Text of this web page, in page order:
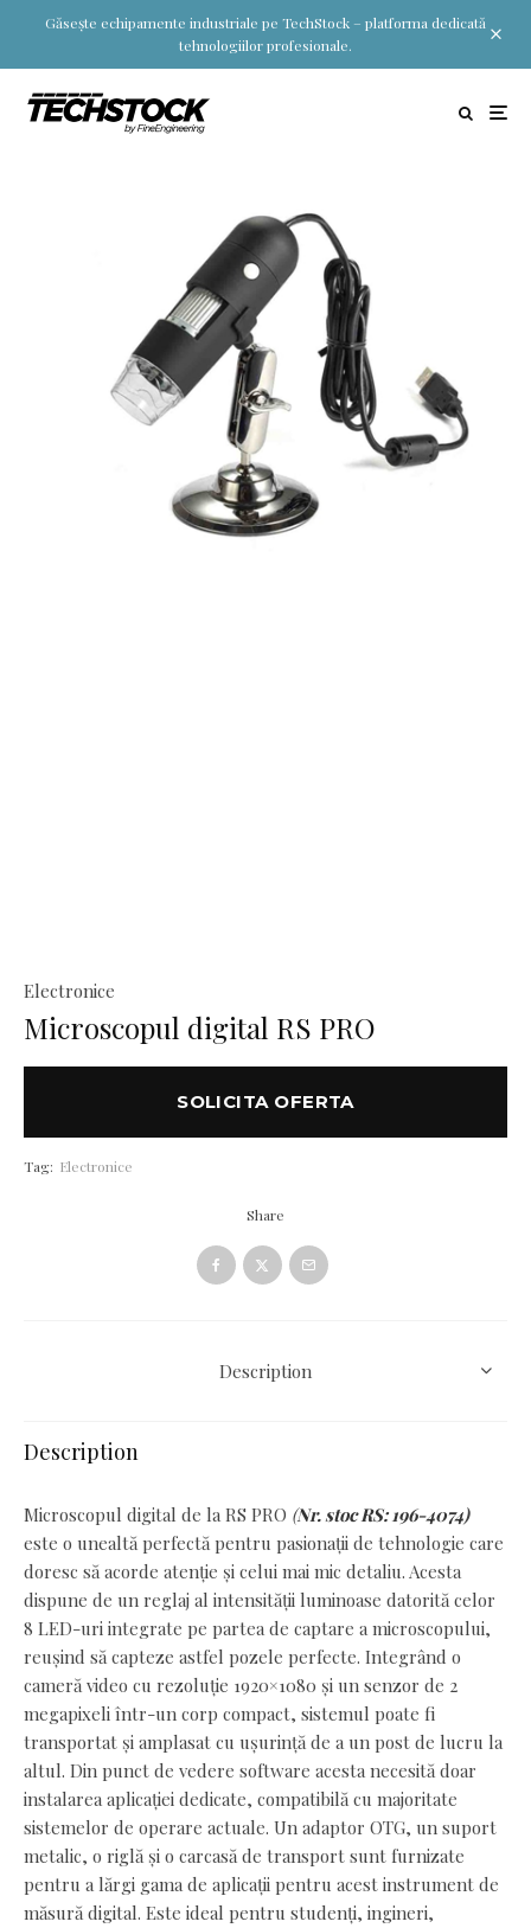
Găsește echipamente industriale pe TechStock – platforma dedicată
tehnologiilor profesionale.
Electronice
Microscopul digital RS PRO
SOLICITA OFERTA
Tag: Electronice
Share
Description
Description
Microscopul digital de la RS PRO (Nr. stoc RS: 196-4074)
este o unealtă perfectă pentru pasionații de tehnologie care
doresc să acorde atenție și celui mai mic detaliu. Acesta
dispune de un reglaj al intensității luminoase datorită celor
8 LED-uri integrate pe partea de captare a microscopului,
reușind să capteze astfel pozele perfecte. Integrând o
cameră video cu rezoluție 1920×1080 și un senzor de 2
megapixeli într-un corp compact, sistemul poate fi
transportat și amplasat cu ușurință de a un post de lucru la
altul. Din punct de vedere software acesta necesită doar
instalarea aplicației dedicate, compatibilă cu majoritate
sistemelor de operare actuale. Un adaptor OTG, un suport
metalic, o riglă și o carcasă de transport sunt furnizate
pentru a lărgi gama de aplicații pentru acest instrument de
măsură digital. Este ideal pentru studenți, ingineri,